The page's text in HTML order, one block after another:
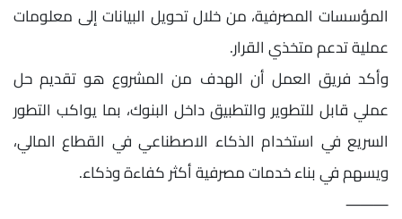
المؤسسات المصرفية، من خلال تحويل البيانات إلى معلومات
عملية تدعم متخذي القرار.
وأكد فريق العمل أن الهدف من المشروع هو تقديم حل
عملي قابل للتطوير والتطبيق داخل البنوك، بما يواكب التطور
السريع في استخدام الذكاء الاصطناعي في القطاع المالي،
ويسهم في بناء خدمات مصرفية أكثر كفاءة وذكاء.
⸻